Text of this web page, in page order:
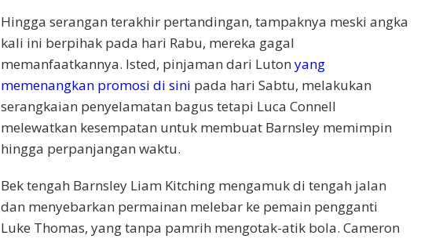
Hingga serangan terakhir pertandingan, tampaknya meski angka
kali ini berpihak pada hari Rabu, mereka gagal
memanfaatkannya. Isted, pinjaman dari Luton yang
memenangkan promosi di sini pada hari Sabtu, melakukan
serangkaian penyelamatan bagus tetapi Luca Connell
melewatkan kesempatan untuk membuat Barnsley memimpin
hingga perpanjangan waktu.
Bek tengah Barnsley Liam Kitching mengamuk di tengah jalan
dan menyebarkan permainan melebar ke pemain pengganti
Luke Thomas, yang tanpa pamrih mengotak-atik bola. Cameron